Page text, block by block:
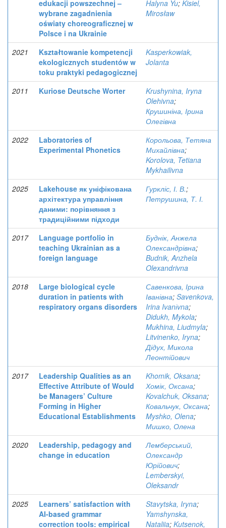
edukacji powszechnej –
wybrane zagadnienia
oświaty choreograficznej w
Polsce i na Ukrainie
Halyna Yu; Kisiel,
Mirosław
2021
Kształtowanie kompetencji
ekologicznych studentów w
toku praktyki pedagogicznej
Kasperkowiak,
Jolanta
2011 Kuriose Deutsche Worter
Krushynina, Iryna
Olehivna;
Крушиніна, Ірина
Олегівна
2022
Laboratories of
Experimental Phonetics
Корольова, Тетяна
Михайлівна;
Korolova, Tetiana
Mykhailivna
2025
Lakehouse як уніфікована
архітектура управління
даними: порівняння з
традиційними підходи
Гуркліс, І. В.;
Петрушина, Т. І.
2017
Language portfolio in
teaching Ukrainian as a
foreign language
Буднік, Анжела
Олександрівна;
Budnik, Anzhela
Olexandrivna
2018
Large biological cycle
duration in patients with
respiratory organs disorders
Савенкова, Ірина
Іванівна; Savenkova,
Irina Ivanіvna;
Didukh, Mykola;
Mukhina, Liudmyla;
Litvinenko, Iryna;
Дідух, Микола
Леонтійович
2017
Leadership Qualities as an
Effective Attribute of Would
be Managers’ Culture
Forming in Higher
Educational Establishments
Khomik, Oksana;
Хомік, Оксана;
Kovalchuk, Oksana;
Ковальчук, Оксана;
Myshko, Olena;
Мишко, Олена
2020
Leadership, pedagogy and
change in education
Лемберський,
Олександр
Юрійович;
Lemberskyi,
Oleksandr
2025
Learners’ satisfaction with
AI-based grammar
correction tools: empirical
Stavytska, Iryna;
Yamshynska,
Nataliia; Kutsenok,